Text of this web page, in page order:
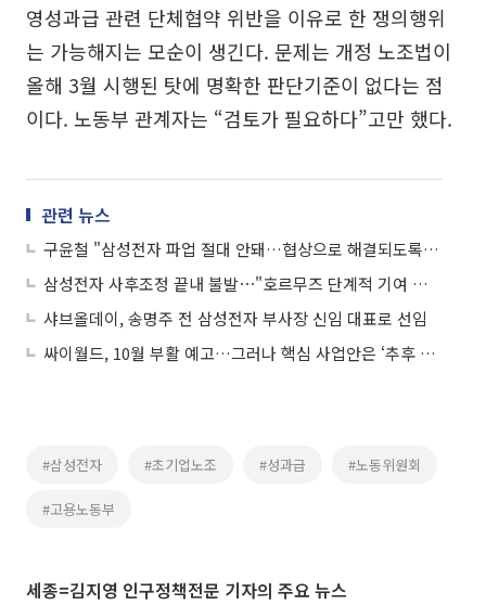
영성과급 관련 단체협약 위반을 이유로 한 쟁의행위
는 가능해지는 모순이 생긴다. 문제는 개정 노조법이
올해 3월 시행된 탓에 명확한 판단기준이 없다는 점
이다. 노동부 관계자는 “검토가 필요하다”고만 했다.
관련 뉴스
구윤철 "삼성전자 파업 절대 안돼…협상으로 해결되도록 지원"
삼성전자 사후조정 끝내 불발⋯"호르무즈 단계적 기여 검토" 外
샤브올데이, 송명주 전 삼성전자 부사장 신임 대표로 선임
싸이월드, 10월 부활 예고…그러나 핵심 사업안은 ‘추후 공개’
#삼성전자 #초기업노조 #성과급 #노동위원회
#고용노동부
세종=김지영 인구정책전문 기자의 주요 뉴스